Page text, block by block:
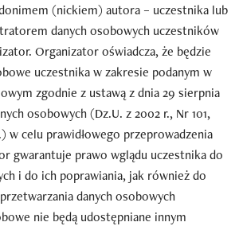
(nickiem) autora – uczestnika lub
danych osobowych uczestników
Organizator oświadcza, że będzie
uczestnika w zakresie podanym w
zgodnie z ustawą z dnia 29 sierpnia
osobowych (Dz.U. z 2002 r., Nr 101,
w celu prawidłowego przeprowadzenia
gwarantuje prawo wglądu uczestnika do
i do ich poprawiania, jak również do
danych osobowych
nie będą udostępniane innym